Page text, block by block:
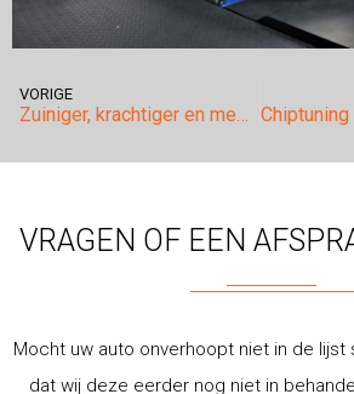
VORIGE
Zuiniger, krachtiger en meer souplesse.
VRAGEN OF EEN
Mocht uw auto onverhoopt niet in de lijst
dat wij deze eerder nog niet in